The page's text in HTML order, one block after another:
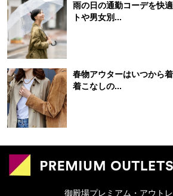
雨の日の通勤コーデを快
トや男女別...
春物アウターはいつから
着こなしの...
御殿場プレミアム・アウト